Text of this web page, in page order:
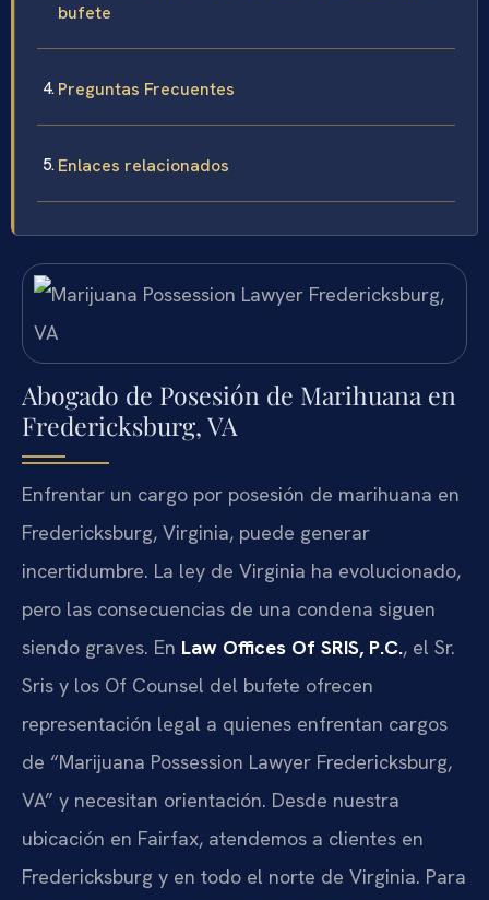
bufete
Preguntas Frecuentes
Enlaces relacionados
Abogado de Posesión de Marihuana en
Fredericksburg, VA
Enfrentar un cargo por posesión de marihuana en
Fredericksburg, Virginia, puede generar
incertidumbre. La ley de Virginia ha evolucionado,
pero las consecuencias de una condena siguen
siendo graves. En Law Offices Of SRIS, P.C., el Sr.
Sris y los Of Counsel del bufete ofrecen
representación legal a quienes enfrentan cargos
de “Marijuana Possession Lawyer Fredericksburg,
VA” y necesitan orientación. Desde nuestra
ubicación en Fairfax, atendemos a clientes en
Fredericksburg y en todo el norte de Virginia. Para